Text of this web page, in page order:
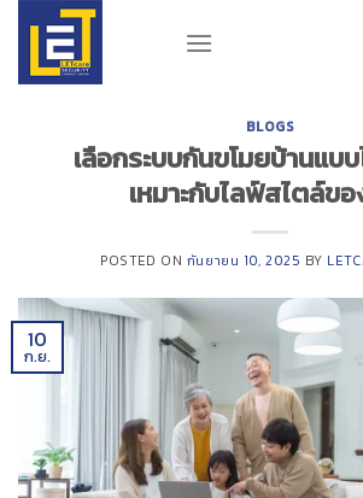
content
BLOGS
เลือกระบบกันขโมยบ้านแบ
เหมาะกับไลฟ์สไตล์ข
POSTED ON กันยายน 10, 2025 BY
10
ก.ย.